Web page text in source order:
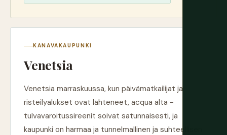
KANAVAKAUPUNKI
Venetsia
Venetsia marraskuussa, kun päivämatkailijat ja
risteilyalukset ovat lähteneet, acqua alta -
tulvavaroitussireenit soivat satunnaisesti, ja
kaupunki on harmaa ja tunnelmallinen ja suhteellisen